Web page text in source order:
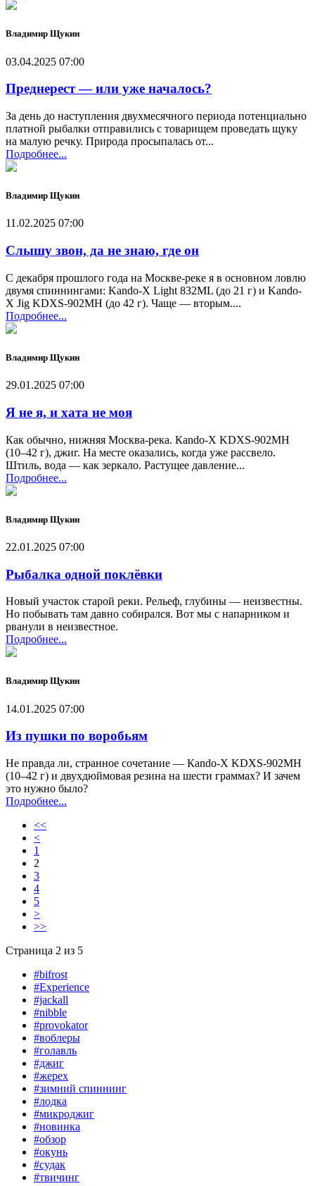
Владимир Щукин
03.04.2025 07:00
Преднерест — или уже началось?
За день до наступления двухмесячного периода потенциально
платной рыбалки отправились с товарищем проведать щуку
на малую речку. Природа просыпалась от...
Подробнее...
Владимир Щукин
11.02.2025 07:00
Слышу звон, да не знаю, где он
С декабря прошлого года на Москве-реке я в основном ловлю
двумя спиннингами: Kando-X Light 832ML (до 21 г) и Kando-
X Jig KDXS-902MH (до 42 г). Чаще — вторым....
Подробнее...
Владимир Щукин
29.01.2025 07:00
Я не я, и хата не моя
Как обычно, нижняя Москва-река. Кando-X KDXS-902MH
(10–42 г), джиг. На месте оказались, когда уже рассвело.
Штиль, вода — как зеркало. Растущее давление...
Подробнее...
Владимир Щукин
22.01.2025 07:00
Рыбалка одной поклёвки
Новый участок старой реки. Рельеф, глубины — неизвестны.
Но побывать там давно собирался. Вот мы с напарником и
рванули в неизвестное.
Подробнее...
Владимир Щукин
14.01.2025 07:00
Из пушки по воробьям
Не правда ли, странное сочетание — Кando-X KDXS-902MH
(10–42 г) и двухдюймовая резина на шести граммах? И зачем
это нужно было?
Подробнее...
<<
<
1
2
3
4
5
>
>>
Страница 2 из 5
#bifrost
#Experience
#jackall
#nibble
#provokator
#воблеры
#голавль
#джиг
#жерех
#зимний спиннинг
#лодка
#микроджиг
#новинка
#обзор
#окунь
#судак
#твичинг